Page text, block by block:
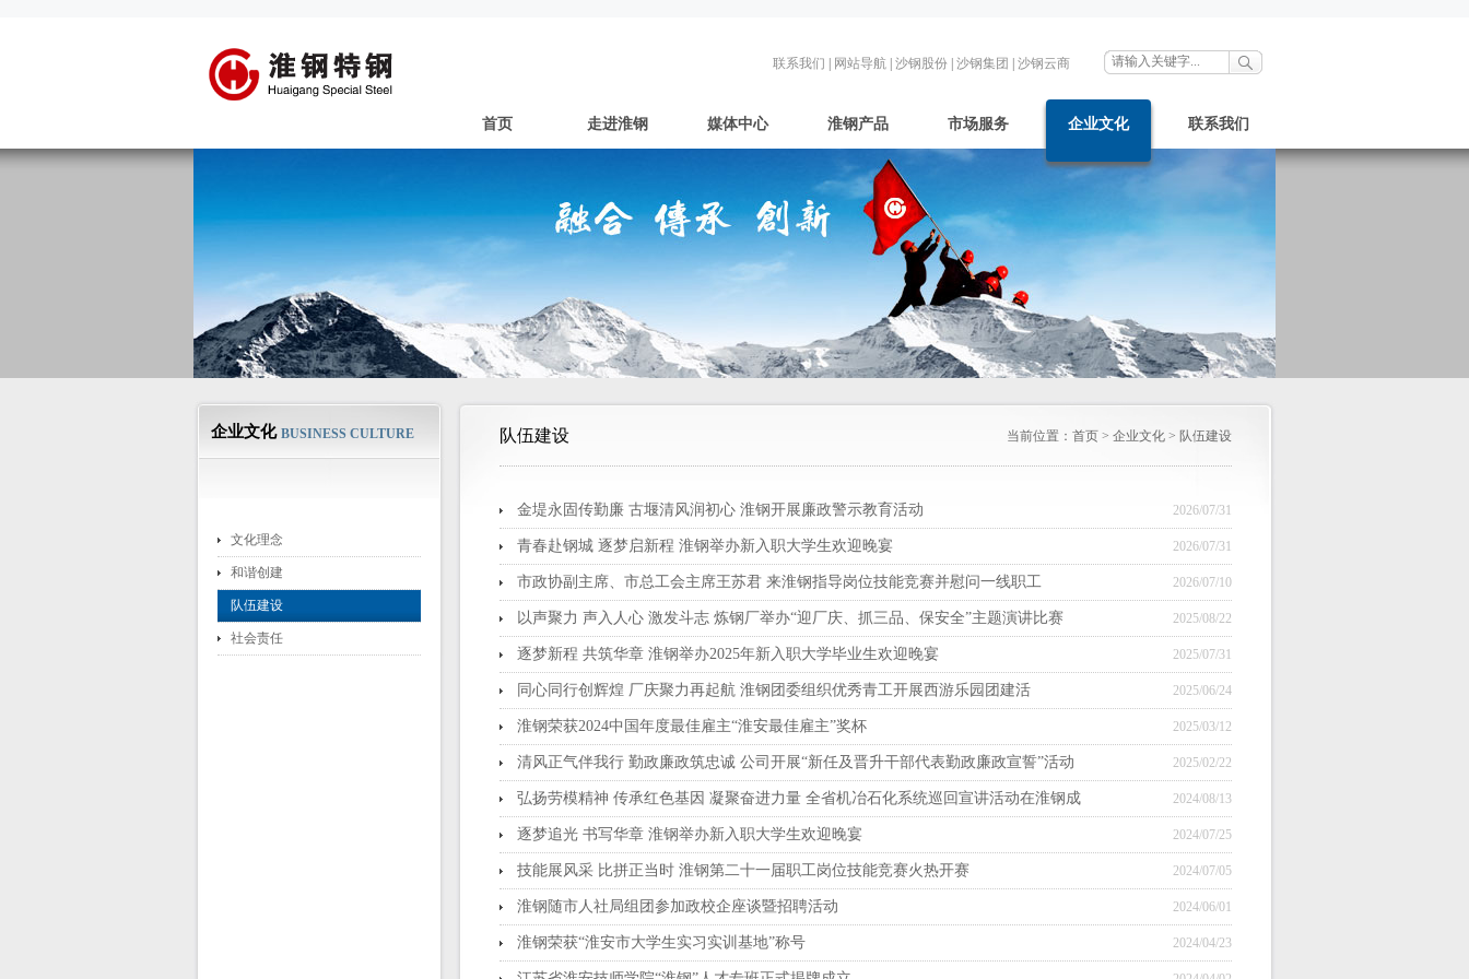
联系我们 网站导航 沙钢股份 沙钢集团 沙钢云商
首页 走进淮钢 媒体中心 淮钢产品 市场服务 企业文化 联系我们
企业文化 BUSINESS CULTURE
文化理念
和谐创建
队伍建设
社会责任
当前位置： 首页 > 企业文化 > 队伍建设
队伍建设
2026/07/31
金堤永固传勤廉 古堰清风润初心 淮钢开展廉政警示教育活动
2026/07/31
青春赴钢城 逐梦启新程 淮钢举办新入职大学生欢迎晚宴
2026/07/10
市政协副主席、市总工会主席王苏君 来淮钢指导岗位技能竞赛并慰问一线职工
2025/08/22
以声聚力 声入人心 激发斗志 炼钢厂举办“迎厂庆、抓三品、保安全”主题演讲比赛
2025/07/31
逐梦新程 共筑华章 淮钢举办2025年新入职大学毕业生欢迎晚宴
2025/06/24
同心同行创辉煌 厂庆聚力再起航 淮钢团委组织优秀青工开展西游乐园团建活
2025/03/12
淮钢荣获2024中国年度最佳雇主“淮安最佳雇主”奖杯
2025/02/22
清风正气伴我行 勤政廉政筑忠诚 公司开展“新任及晋升干部代表勤政廉政宣誓”活动
2024/08/13
弘扬劳模精神 传承红色基因 凝聚奋进力量 全省机冶石化系统巡回宣讲活动在淮钢成
2024/07/25
逐梦追光 书写华章 淮钢举办新入职大学生欢迎晚宴
2024/07/05
技能展风采 比拼正当时 淮钢第二十一届职工岗位技能竞赛火热开赛
2024/06/01
淮钢随市人社局组团参加政校企座谈暨招聘活动
2024/04/23
淮钢荣获“淮安市大学生实习实训基地”称号